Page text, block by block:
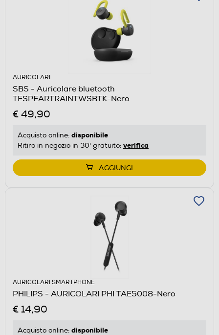
AURICOLARI
SBS - Auricolare bluetooth
TESPEARTRAINTWSBTK-Nero
€ 49,90
Acquisto online: disponibile
Ritiro in negozio in 30' gratuito: verifica
AGGIUNGI
AURICOLARI SMARTPHONE
PHILIPS - AURICOLARI PHI TAE5008-Nero
€ 14,90
Acquisto online: disponibile